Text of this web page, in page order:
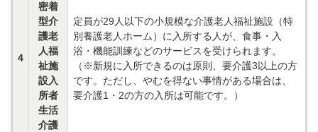
4
密着
型介
護老
人福
祉施
設入
所者
生活
介護
定員が29人以下の小規模な介護老人福祉施設（特
別養護老人ホーム）に入所する人が、食事・入
浴・機能訓練などのサービスを受けられます。
（※新規に入所できるのは原則、要介護3以上の方
です。ただし、やむを得ない事情がある場合は、
要介護1・2の方の入所は可能です。）